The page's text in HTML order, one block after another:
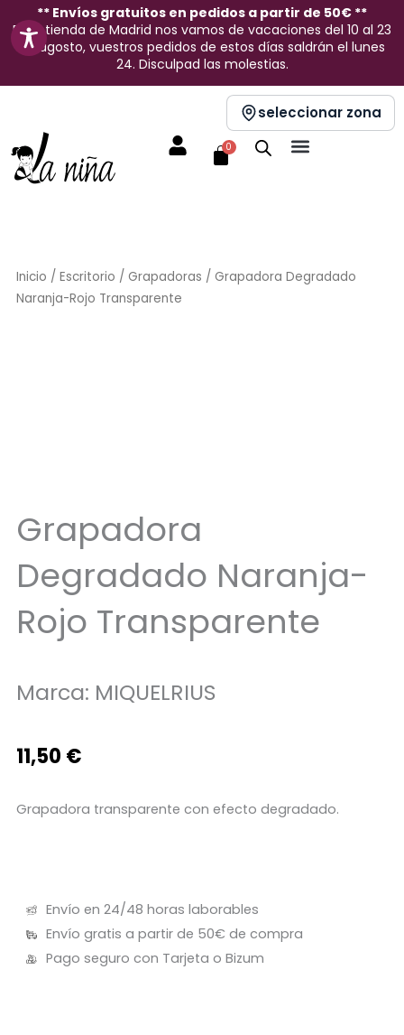
contenido
** Envíos gratuitos en pedidos a partir de 50€ **
En la tienda de Madrid nos vamos de vacaciones del 10 al 23
de agosto, vuestros pedidos de estos días saldrán el lunes
24. Disculpad las molestias.
seleccionar zona
0
Carrito
Inicio / Escritorio / Grapadoras / Grapadora Degradado
Naranja-Rojo Transparente
Grapadora
Degradado Naranja-
Rojo Transparente
Marca: MIQUELRIUS
11,50 €
Grapadora transparente con efecto degradado.
Envío en 24/48 horas laborables
Envío gratis a partir de 50€ de compra
Pago seguro con Tarjeta o Bizum